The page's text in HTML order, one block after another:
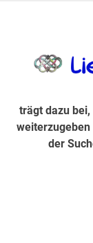
trägt dazu
der